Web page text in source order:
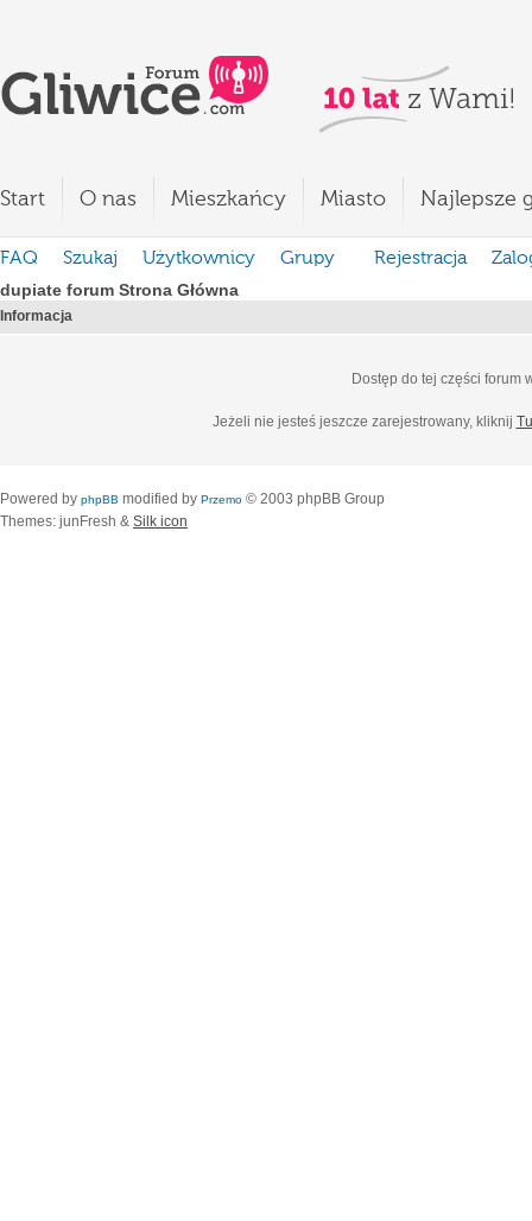
Start O nas Mieszkańcy Miasto Najlepsze
FAQ Szukaj Użytkownicy Grupy Rejestracja
dupiate forum Strona Główna
Informacja
Dostęp do tej części forum
Jeżeli nie jesteś jeszcze zarejestrowany, kliknij
Powered by phpBB modified by Przemo © 2003 phpBB Group
Themes: junFresh & Silk icon